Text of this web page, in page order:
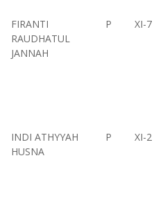
FIRANTI
RAUDHATUL
JANNAH
P XI-7
INDI ATHYYAH
HUSNA
P XI-2